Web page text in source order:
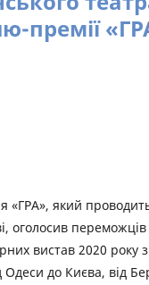
премії
«ГРА», який
оголосив переможців
вистав 2020 року з
Одеси до Києва, від